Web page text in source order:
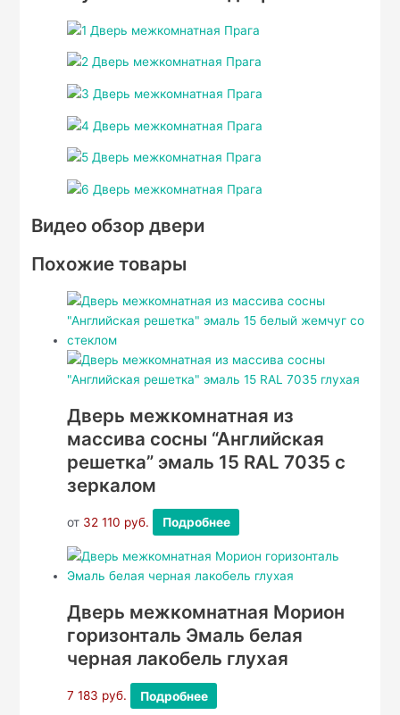
Видео обзор двери
Похожие товары
Дверь межкомнатная из
массива сосны “Английская
решетка” эмаль 15 RAL 7035 с
зеркалом
от 32 110 руб. Подробнее
Дверь межкомнатная Морион
горизонталь Эмаль белая
черная лакобель глухая
7 183 руб. Подробнее